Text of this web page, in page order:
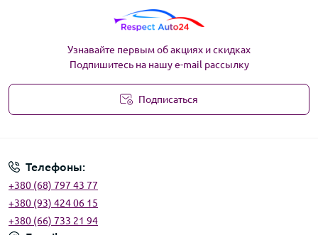
Узнавайте первым об акциях и скидках
Подпишитесь на нашу e-mail рассылку
Подписаться
Телефоны:
+380 (68) 797 43 77
+380 (93) 424 06 15
+380 (66) 733 21 94